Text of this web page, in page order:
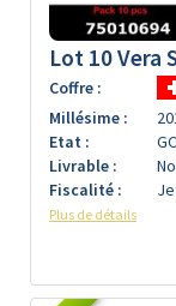
Lot 10 Vera
Coffre :
Millésime :
Etat :
Livrable :
Fiscalité :
Plus de détails